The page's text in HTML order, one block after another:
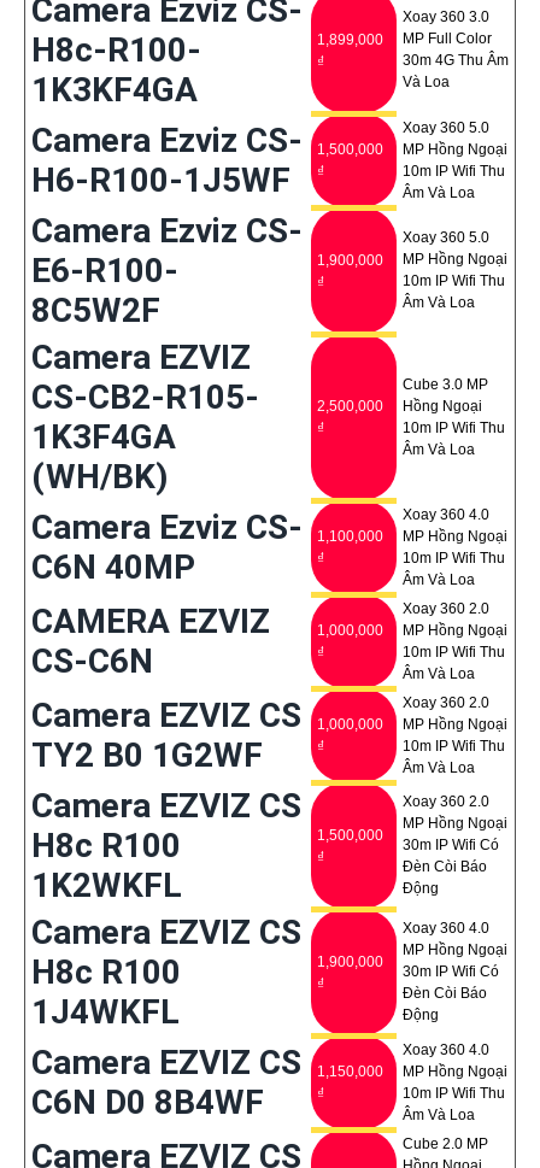
Camera Ezviz CS-
H8c-R100-
1K3KF4GA
1,899,000
₫
Xoay 360 3.0
MP Full Color
30m 4G Thu Âm
Và Loa
Camera Ezviz CS-
H6-R100-1J5WF
1,500,000
₫
Xoay 360 5.0
MP Hồng Ngoại
10m IP Wifi Thu
Âm Và Loa
Camera Ezviz CS-
E6-R100-
8C5W2F
1,900,000
₫
Xoay 360 5.0
MP Hồng Ngoại
10m IP Wifi Thu
Âm Và Loa
Camera EZVIZ
CS-CB2-R105-
1K3F4GA
(WH/BK)
2,500,000
₫
Cube 3.0 MP
Hồng Ngoại
10m IP Wifi Thu
Âm Và Loa
Camera Ezviz CS-
C6N 40MP
1,100,000
₫
Xoay 360 4.0
MP Hồng Ngoại
10m IP Wifi Thu
Âm Và Loa
CAMERA EZVIZ
CS-C6N
1,000,000
₫
Xoay 360 2.0
MP Hồng Ngoại
10m IP Wifi Thu
Âm Và Loa
Camera EZVIZ CS
TY2 B0 1G2WF
1,000,000
₫
Xoay 360 2.0
MP Hồng Ngoại
10m IP Wifi Thu
Âm Và Loa
Camera EZVIZ CS
H8c R100
1K2WKFL
1,500,000
₫
Xoay 360 2.0
MP Hồng Ngoại
30m IP Wifi Có
Đèn Còi Báo
Động
Camera EZVIZ CS
H8c R100
1J4WKFL
1,900,000
₫
Xoay 360 4.0
MP Hồng Ngoại
30m IP Wifi Có
Đèn Còi Báo
Động
Camera EZVIZ CS
C6N D0 8B4WF
1,150,000
₫
Xoay 360 4.0
MP Hồng Ngoại
10m IP Wifi Thu
Âm Và Loa
Camera EZVIZ CS
Cube 2.0 MP